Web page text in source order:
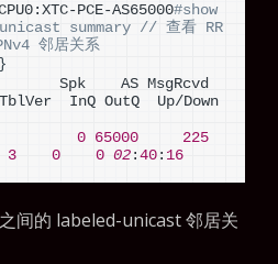
PCE-AS65000#show
summary // 查看 RR
邻居关系
}
Spk    AS MsgRcvd
InQ OutQ  Up/Down
0 65000
225
3 0 0 02 :40 : 16
间的 labeled-unicast 邻居关